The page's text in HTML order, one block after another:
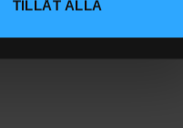
TILLÅT ALLA